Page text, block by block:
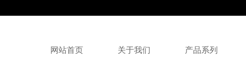
网站首页 关于我们 产品系列